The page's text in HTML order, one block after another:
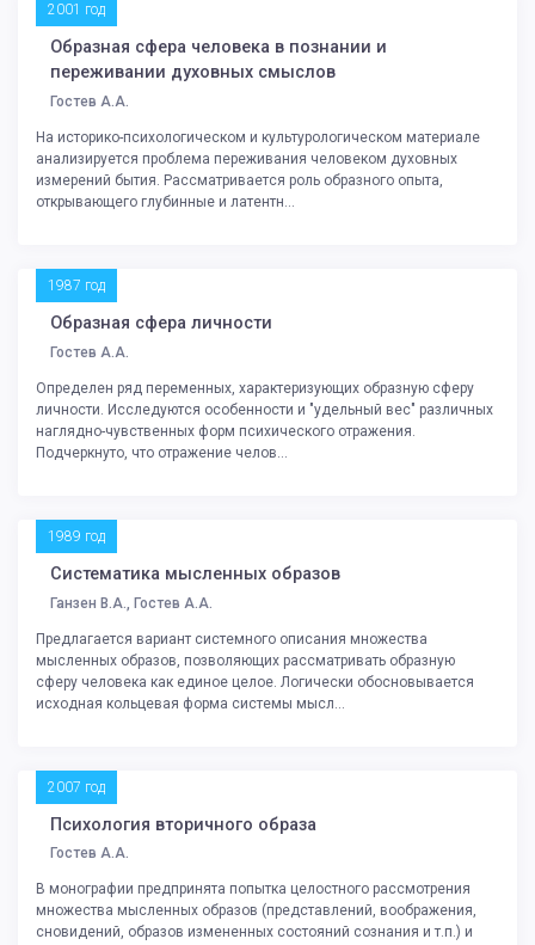
2001 год
Образная сфера человека в познании и
переживании духовных смыслов
Гостев А.А.
На историко-психологическом и культурологическом материале
анализируется проблема переживания человеком духовных
измерений бытия. Рассматривается роль образного опыта,
открывающего глубинные и латентн...
1987 год
Образная сфера личности
Гостев А.А.
Определен ряд переменных, характеризующих образную сферу
личности. Исследуются особенности и "удельный вес" различных
наглядно-чувственных форм психического отражения.
Подчеркнуто, что отражение челов...
1989 год
Систематика мысленных образов
Ганзен В.А., Гостев А.А.
Предлагается вариант системного описания множества
мысленных образов, позволяющих рассматривать образную
сферу человека как единое целое. Логически обосновывается
исходная кольцевая форма системы мысл...
2007 год
Психология вторичного образа
Гостев А.А.
В монографии предпринята попытка целостного рассмотрения
множества мысленных образов (представлений, воображения,
сновидений, образов измененных состояний сознания и т.п.) и